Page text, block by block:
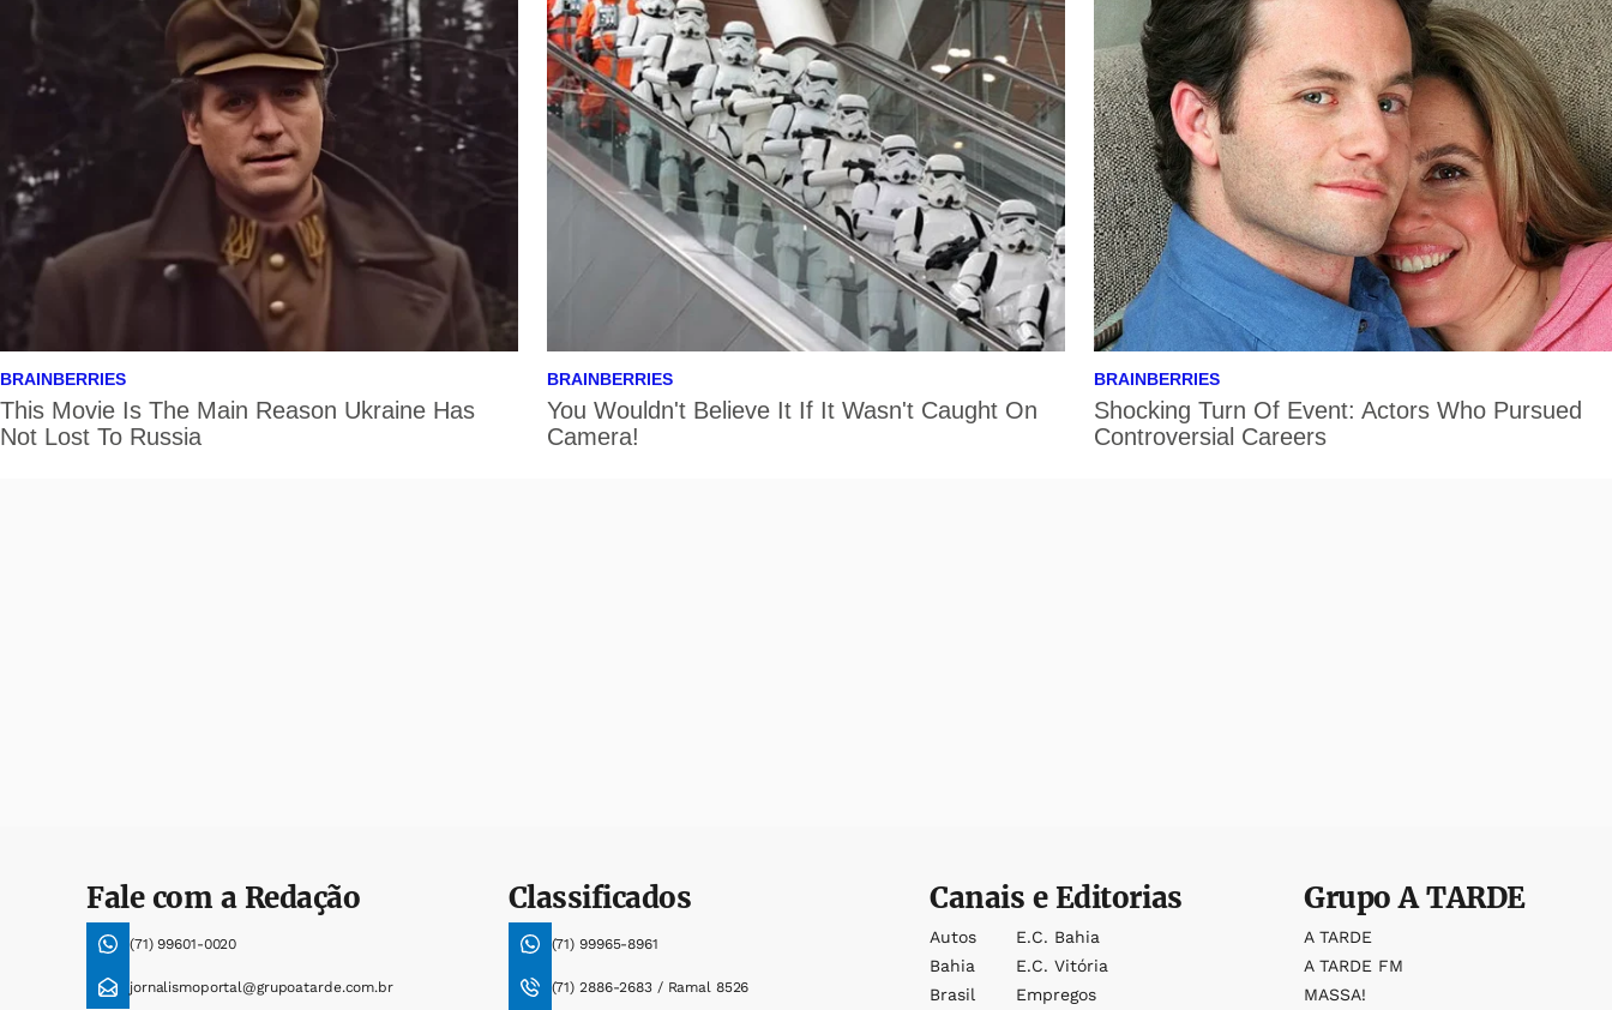
Fale com a Redação
(71) 99601-0020
jornalismoportal@grupoatarde.com.br
Classificados
(71) 99965-8961
(71) 2886-2683 / Ramal 8526
Canais e Editorias
Autos
Bahia
Brasil
E.c. Bahia
E.c. Vitória
Empregos
GrupoA TARDE
A TARDE
A TARDE FM
MASSA!